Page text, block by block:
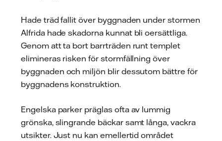
Hade träd fallit över byggnaden under stormen
Alfrida hade skadorna kunnat bli oersättliga.
Genom att ta bort barrträden runt templet
elimineras risken för stormfällning över
byggnaden och miljön blir dessutom bättre för
byggnadens konstruktion.
Engelska parker präglas ofta av lummig
grönska, slingrande bäckar samt långa, vackra
utsikter. Just nu kan emellertid området